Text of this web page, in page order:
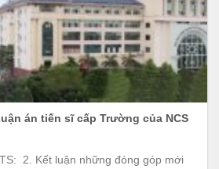
án tiến sĩ cấp Trường của NCS
2. Kết luận những đóng góp mới